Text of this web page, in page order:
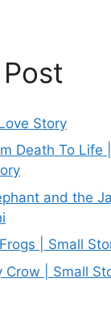
Story
Death To Life
and the
| Small
Crow | Small